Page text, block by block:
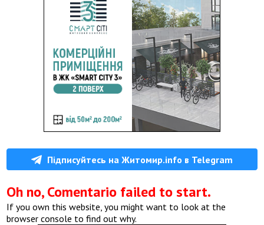
Підписуйтесь на Житомир.info в Telegram
Oh no, Comentario failed to start.
If you own this website, you might want to look at the
browser console to find out why.